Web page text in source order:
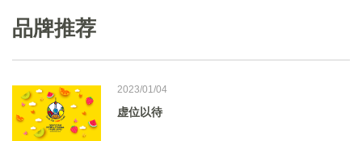
品牌推荐
2023/01/04
虚位以待